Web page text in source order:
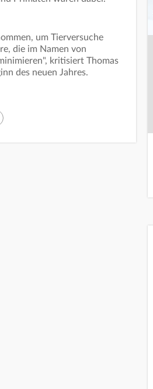
um Tierversuche
die im Namen von
kritisiert Thomas
des neuen Jahres.